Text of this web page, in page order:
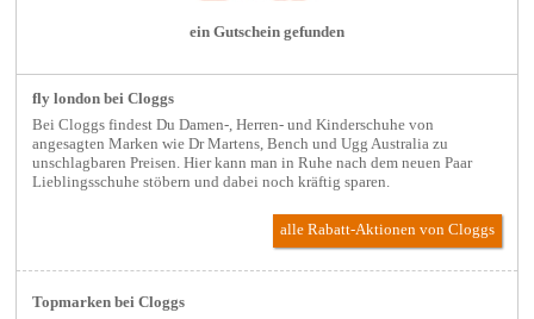
ein Gutschein gefunden
fly london bei Cloggs
Bei Cloggs findest Du Damen-, Herren- und Kinderschuhe von
angesagten Marken wie Dr Martens, Bench und Ugg Australia zu
unschlagbaren Preisen. Hier kann man in Ruhe nach dem neuen Paar
Lieblingsschuhe stöbern und dabei noch kräftig sparen.
alle Rabatt-Aktionenvon Cloggs
Topmarken bei Cloggs